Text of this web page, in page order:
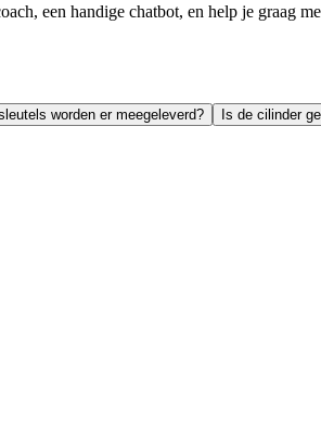
een handige chatbot, en help je graag
worden er meegeleverd? Is de cilinder